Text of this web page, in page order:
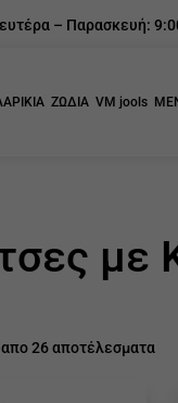
– Παρασκευή:
ΖΩΔΙΑ VM jools
με
26 αποτέλεσματα